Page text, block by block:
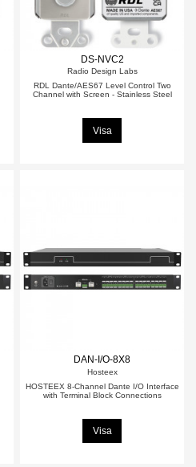
DS-NVC2
Radio Design Labs
RDL Dante/AES67 Level Control Two
Channel with Screen - Stainless Steel
Visa
DAN-I/O-8X8
Hosteex
HOSTEEX 8-Channel Dante I/O Interface
with Terminal Block Connections
Visa